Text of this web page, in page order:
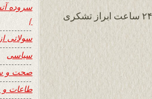
از نشر شعر بنده در سایت وزین و پر محتوای ۲۴ ساعت ابراز تشکری
سروده
}
سولاتی
سیاسی
صحت و
طاعات و